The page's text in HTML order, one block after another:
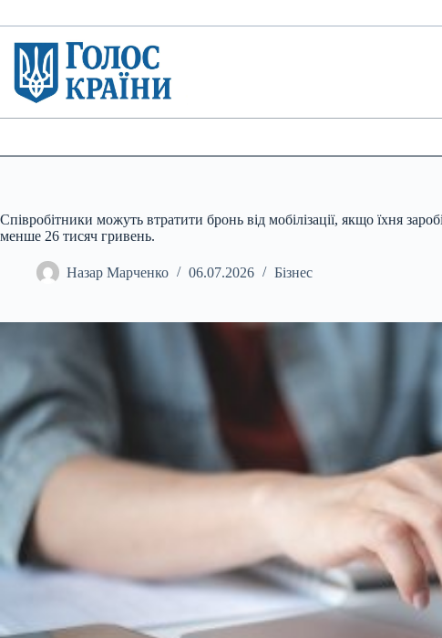
до
вмісту
Співробітники можуть втратити бронь від мобілізації, якщо їхня
менше 26 тисяч гривень.
Назар Марченко 06.07.2026 Бізнес